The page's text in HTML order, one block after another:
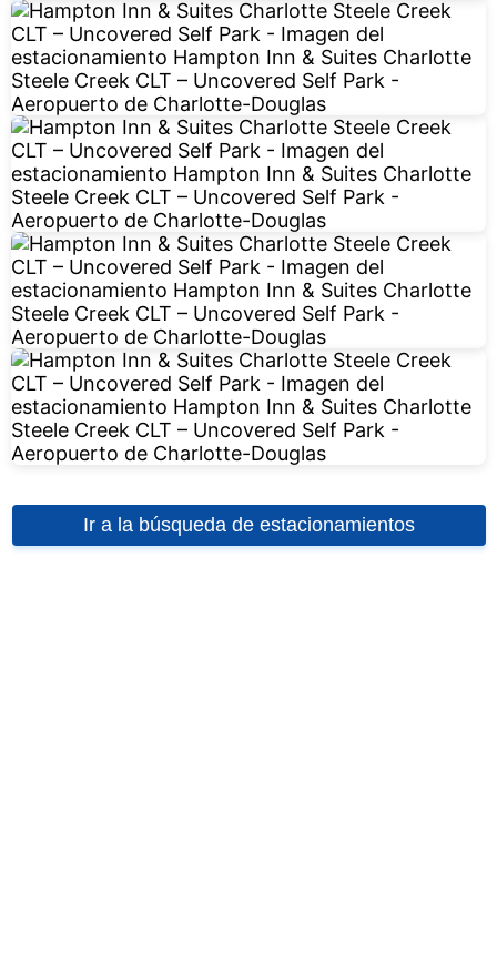
Ir a la búsqueda de estacionamientos